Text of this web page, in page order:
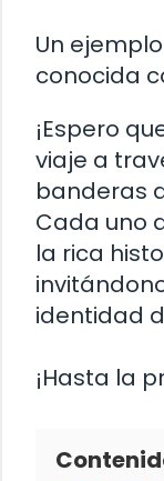
Un
conocida
¡Espero
viaje a
banderas
Cada uno
la rica
identidad
¡Hasta la